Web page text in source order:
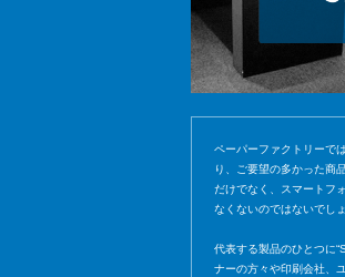
ペーパーファクトリーで
り、ご要望の多かった商
だけでなく、スマートフ
なくないのではないでし
代表する製品のひとつに
ナーの方々や印刷会社、